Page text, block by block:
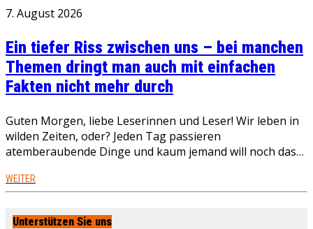
7. August 2026
Ein tiefer Riss zwischen uns – bei manchen
Themen dringt man auch mit einfachen
Fakten nicht mehr durch
Guten Morgen, liebe Leserinnen und Leser! Wir leben in
wilden Zeiten, oder? Jeden Tag passieren
atemberaubende Dinge und kaum jemand will noch das…
WEITER
Unterstützen Sie uns